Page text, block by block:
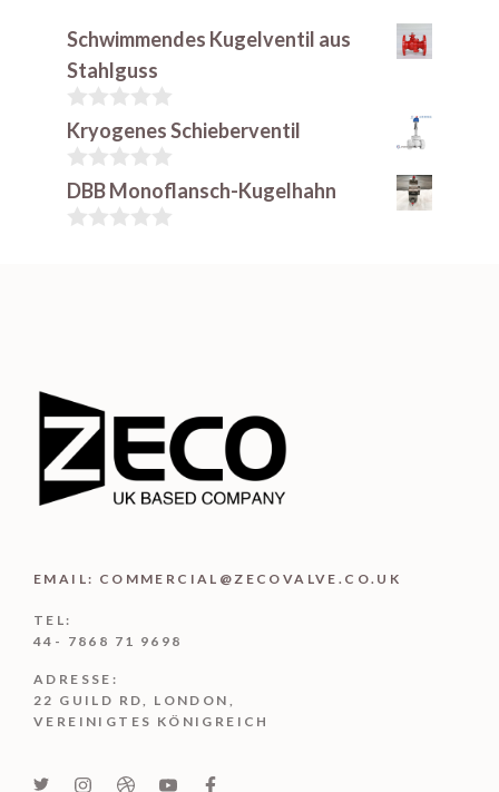
Schwimmendes Kugelventil aus
Stahlguss
0
v
o
n
5
Kryogenes Schieberventil
0
v
o
DBB Monoflansch-Kugelhahn
EMAIL: COMMERCIAL@ZECOVALVE.CO.UK
TEL:
44- 7868 71 9698
ADRESSE:
22 GUILD RD, LONDON,
VEREINIGTES KÖNIGREICH